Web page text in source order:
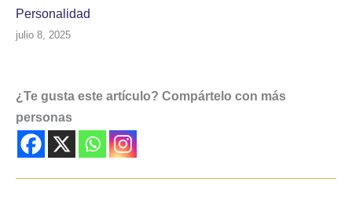
Personalidad
julio 8, 2025
¿Te gusta este artículo? Compártelo con más
personas